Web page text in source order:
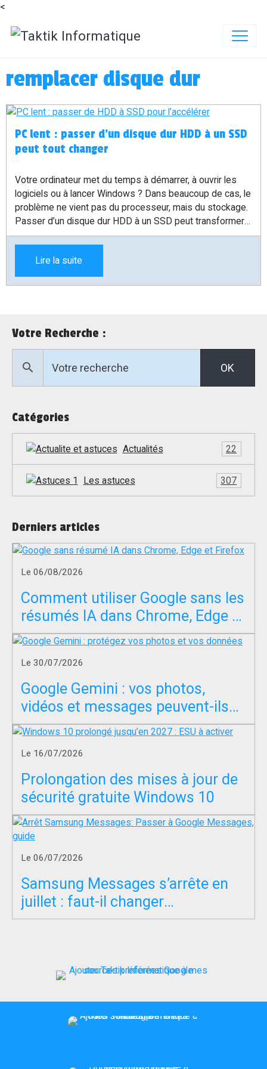
<
remplacer disque dur
PC lent : passer d’un disque dur HDD à un SSD
peut tout changer
Votre ordinateur met du temps à démarrer, à ouvrir les
logiciels ou à lancer Windows ? Dans beaucoup de cas, le
problème ne vient pas du processeur, mais du stockage.
Passer d’un disque dur HDD à un SSD peut transformer
un PC lent en machine beaucoup plus réactive.
Lire la suite
Votre Recherche :
OK
Catégories
Actualités 22
Les astuces 307
Derniers articles
Le 06/08/2026
Comment utiliser Google sans les
résumés IA dans Chrome, Edge et
Firefox ?
Le 30/07/2026
Google Gemini : vos photos,
vidéos et messages peuvent-ils
servir à entraîner l’IA ?
Le 16/07/2026
Prolongation des mises à jour de
sécurité gratuite Windows 10
Le 06/07/2026
Samsung Messages s’arrête en
juillet : faut-il changer
d’application SMS ?